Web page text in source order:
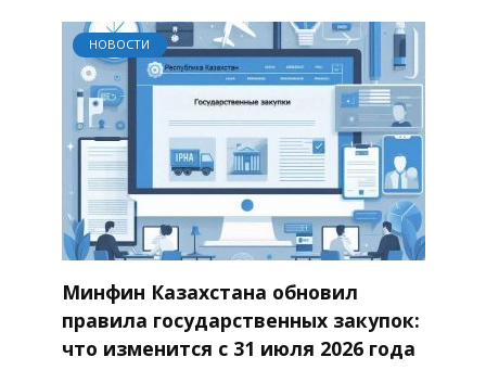
НОВОСТИ
Минфин Казахстана обновил
правила государственных закупок:
что изменится с 31 июля 2026 года